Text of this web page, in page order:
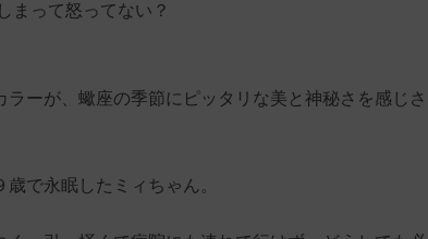
まって怒ってない？
ーが、蠍座の季節にピッタリな美と神秘さを感じさ
で永眠したミィちゃん。